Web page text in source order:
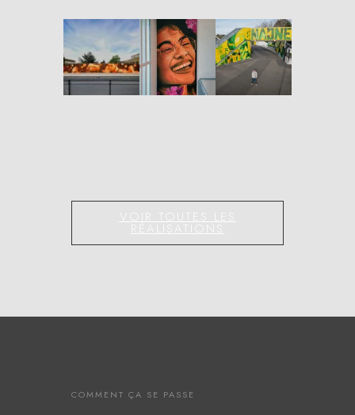
DANCING
IN
CITY
LIGHTS
SMILE
VOIR TOUTES LES
RÉALISATIONS
COMMENT ÇA SE PASSE